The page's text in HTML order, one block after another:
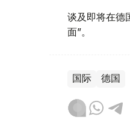
谈及即将在德
面”。
国际 德国